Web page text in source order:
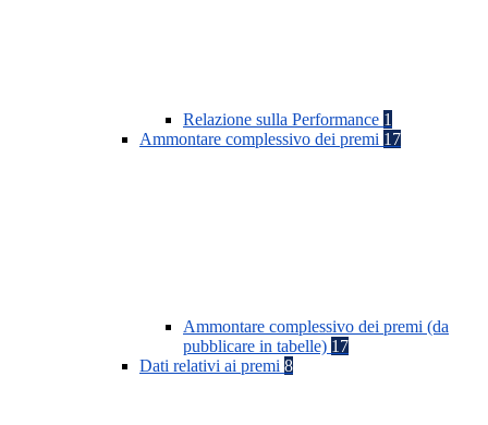
Relazione sulla Performance 1
Ammontare complessivo dei premi 17
Ammontare complessivo dei premi (da
pubblicare in tabelle) 17
Dati relativi ai premi 8